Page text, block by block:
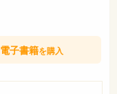
電子書籍を購入